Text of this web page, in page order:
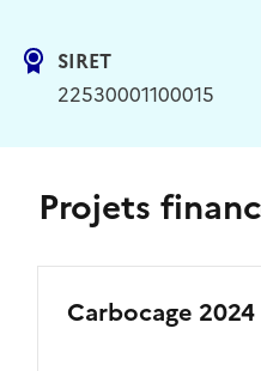
SIRET
22530001100015
Projets
Carbocage 2024